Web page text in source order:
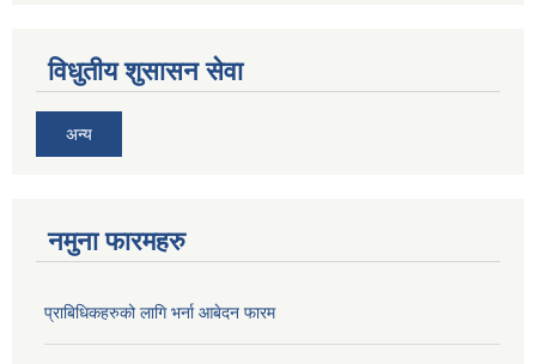
विधुतीय शुसासन सेवा
अन्य
नमुना फारमहरु
प्राबिधिकहरुको लागि भर्ना आबेदन फारम